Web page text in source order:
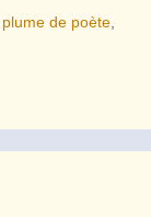
plume de poète